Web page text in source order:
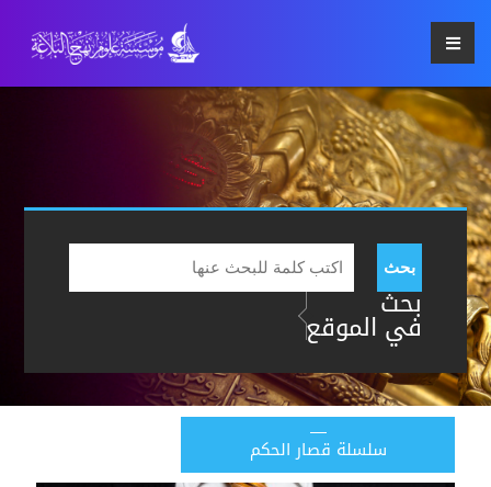
بحث
بحث
في الموقع
سلسلة قصار الحكم